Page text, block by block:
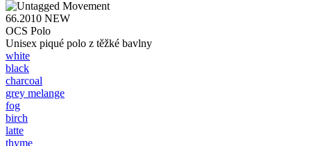
66.2010 NEW
OCS Polo
Unisex piqué polo z těžké bavlny
white
black
charcoal
grey melange
fog
birch
latte
thyme